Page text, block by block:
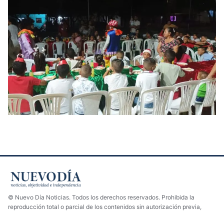
© Nuevo Día Noticias. Todos los derechos reservados. Prohibida la
reproducción total o parcial de los contenidos sin autorización previa,